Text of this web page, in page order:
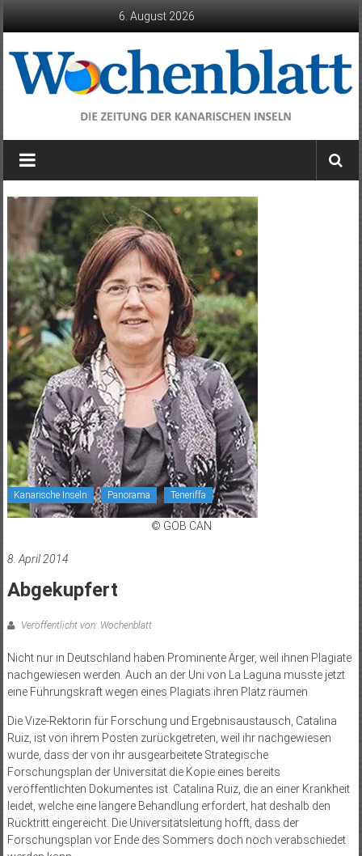
6. August 2026
Wochenblatt
die
Kanarischen
Inseln
Kanarische Inseln Panorama Teneriffa
© GOB CAN
8. April 2014
Abgekupfert
Veröffentlicht von: Wochenblatt
Nicht nur in Deutschland haben Prominente Ärger, weil ihnen Plagiate
nachgewiesen werden. Auch an der Uni von La Laguna musste jetzt
eine Führungskraft wegen eines Plagiats ihren Platz räumen.
Die Vize-Rektorin für Forschung und Ergebnisaustausch, Catalina
Ruiz, ist von ihrem Posten zurückgetreten, weil ihr nachgewiesen
wurde, dass der von ihr ausgearbeitete Strategische
Forschungsplan der Universität die Kopie eines bereits
veröffentlichten Dokumentes ist. Catalina Ruiz, die an einer Krankheit
leidet, welche eine längere Behandlung erfordert, hat deshalb den
Rücktritt eingereicht. Die Universitätsleitung hofft, dass der
Forschungsplan vor Ende des Sommers doch noch verabschiedet